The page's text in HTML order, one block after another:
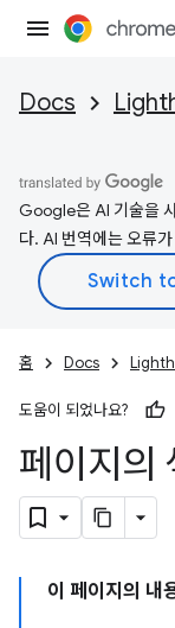
Docs
Google은 AI 기술을
다. AI 번역에는 오류
홈 Docs
도움이 되었나요?
페이지의
이 페이지의 내